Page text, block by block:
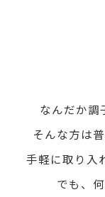
なんだか
そんな方は
手軽に取り入
でも、